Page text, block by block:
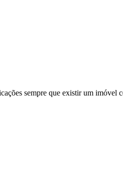
sempre que existir um imóvel